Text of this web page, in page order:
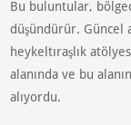
Bu buluntular,
düşündürür. Güncel
heykeltıraşlık
alanında ve bu
alıyordu.